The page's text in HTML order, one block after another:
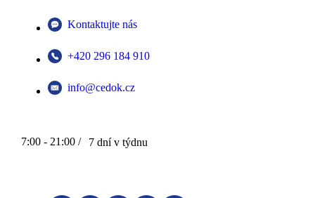
Kontaktujte nás
+420 296 184 910
info@cedok.cz
7:00 - 21:00 / 7 dní v týdnu